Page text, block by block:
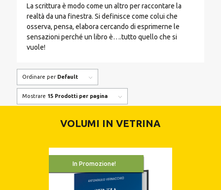
La scrittura è modo come un altro per raccontare la
realtà da una finestra. Si definisce come colui che
osserva, pensa, elabora cercando di esprimerne le
sensazioni perché un libro è….tutto quello che si
vuole!
Ordinare per Default
Mostrare 15 Prodotti per pagina
VOLUMI IN VETRINA
In Promozione!